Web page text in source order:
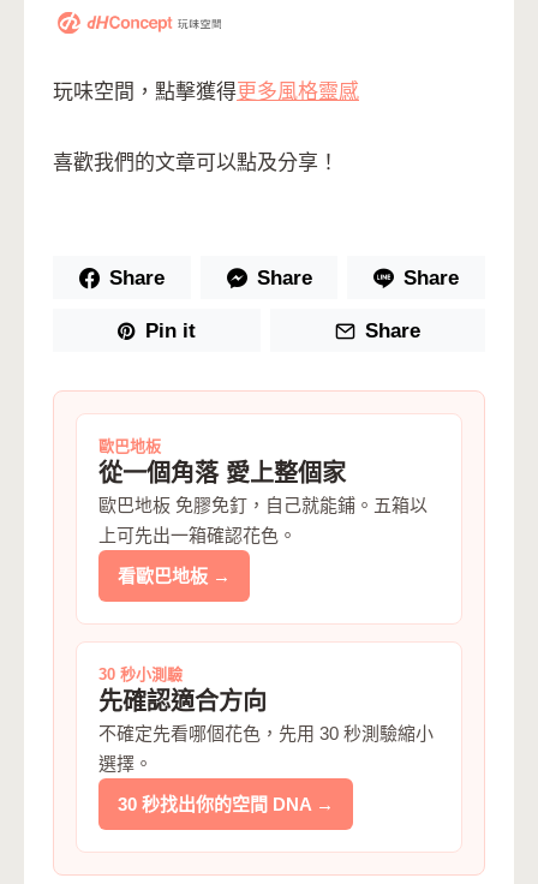
玩味空間，點擊獲得更多風格靈感
喜歡我們的文章可以點及分享！
Share Share Share
Pin it Share
歐巴地板
從一個角落 愛上整個家
歐巴地板 免膠免釘，自己就能鋪。五箱以
上可先出一箱確認花色。
看歐巴地板 →
30 秒小測驗
先確認適合方向
不確定先看哪個花色，先用 30 秒測驗縮小
選擇。
30 秒找出你的空間 DNA →